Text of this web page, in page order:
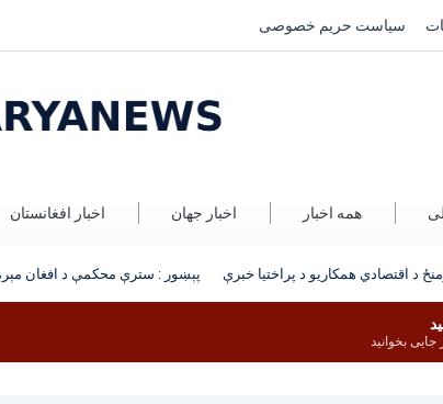
سیاست حریم خصوصی
همه اخبار اخبار جهان اخبار افغانستان
پېښور : سترې محکمې د افغان د اقتصادي همکاریو د پراختیا خبرې
جایی بخوانید